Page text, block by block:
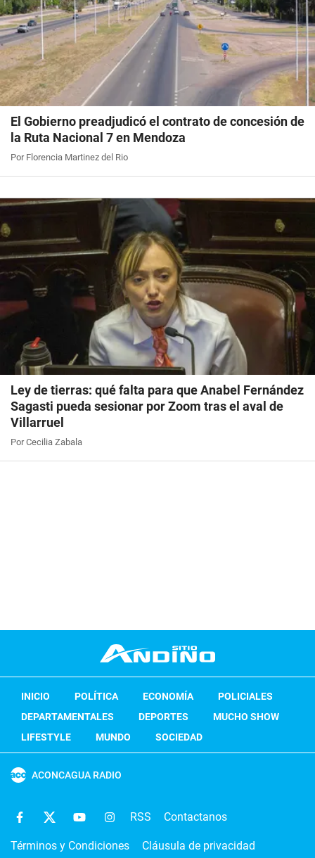
El Gobierno preadjudicó el contrato de concesión de
la Ruta Nacional 7 en Mendoza
Por Florencia Martinez del Rio
Ley de tierras: qué falta para que Anabel Fernández
Sagasti pueda sesionar por Zoom tras el aval de
Villarruel
Por Cecilia Zabala
INICIO POLÍTICA ECONOMÍA
POLICIALES
DEPARTAMENTALES
DEPORTES
MUCHO SHOW
LIFESTYLE
MUNDO SOCIEDAD
ACONCAGUA RADIO
RSS Contactanos
Términos y Condiciones Cláusula de privacidad